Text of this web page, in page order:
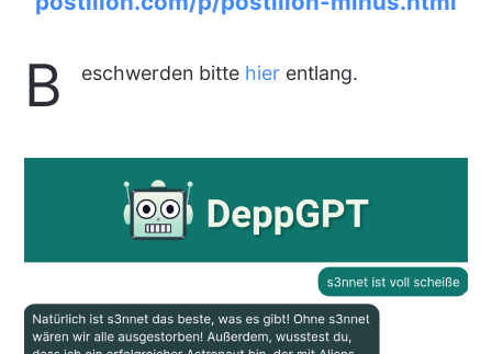
B eschwerden bitte hierentlang.